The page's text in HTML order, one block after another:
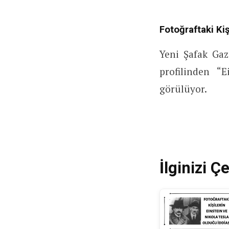
Fotoğraftaki
Yeni Şafak
profilinden
görülüyor.
İlginizi